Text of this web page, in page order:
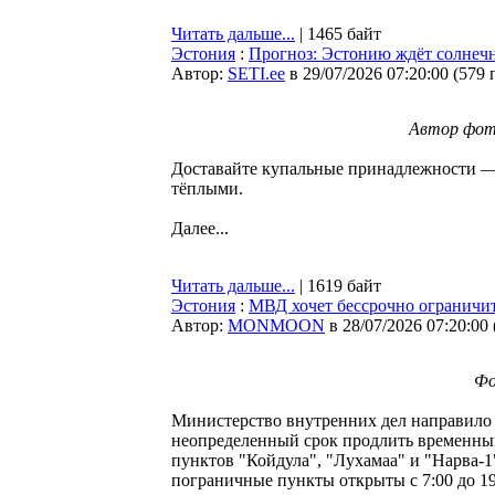
Читать дальше... | 1465 байт
Эстония : Прогноз: Эстонию ждёт
Автор: SETI.ee в 29/07/2026 07:20:00 (579
Автор
Доставайте купальные
тёплыми.
Далее...
Читать дальше... | 1619 байт
Эстония : МВД хочет бессрочно
Автор: MONMOON в 28/07/2026 07:20:00
Министерство внутренних дел
неопределенный срок продлить
пунктов "Койдула", "Лухамаа" и "Нарва-
пограничные пункты открыты с 7:00 до